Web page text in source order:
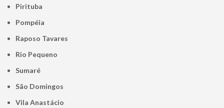
Pirituba
Pompéia
Raposo Tavares
Rio Pequeno
Sumaré
São Domingos
Vila Anastácio